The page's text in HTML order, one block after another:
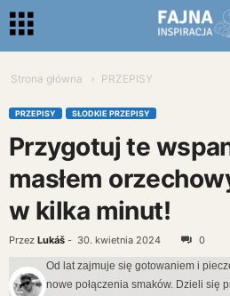
Strona główna PRZEPISY
PRZEPISY SŁODKIE PRZEPISY
Przygotuj te
masłem
w kilka minut!
Przez Lukáš - 30. kwietnia 2024 0
Od lat zajmuje się gotowaniem i
nowe połączenia smaków. Dzieli się